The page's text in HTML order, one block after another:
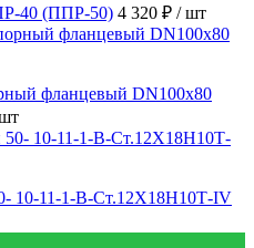
40 (ППР-50) 4 320 ₽ / шт
фланцевый DN100х80
10-11-1-B-Ст.12Х18Н10Т-IV